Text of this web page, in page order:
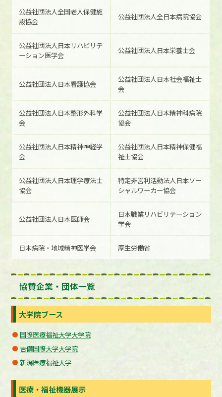
公益社団法人全国老人保健施
設協会
公益社団法人全日本病院協会
公益社団法人日本リハビリテ
ーション医学会
公益社団法人日本栄養士会
公益社団法人日本看護協会
公益社団法人日本社会福祉士
会
公益社団法人日本整形外科学
会
公益社団法人日本精神科病院
協会
公益社団法人日本精神神経学
会
公益社団法人日本精神保健福
祉士協会
公益社団法人日本理学療法士
協会
特定非営利活動法人日本ソー
シャルワーカー協会
公益社団法人日本医師会
日本職業リハビリテーション
学会
日本病院・地域精神医学会 厚生労働省
協賛企業・団体一覧
大学院ブース
国際医療福祉大学大学院
吉備国際大学大学院
新潟医療福祉大学
医療・福祉機器展示